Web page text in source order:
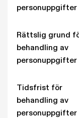
personuppgifter
Rättslig grund
behandling av
personuppgifter
Tidsfrist för
behandling av
personuppgifter